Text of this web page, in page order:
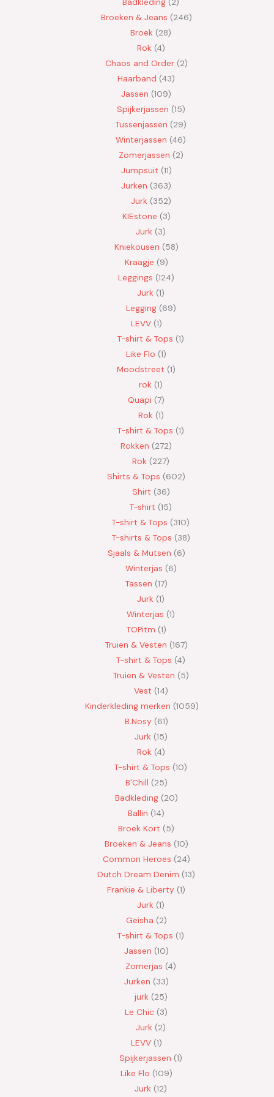
Broeken & Jeans 246
Broek 28
Rok 4
Chaos and Order 2
Haarband 43
Jassen 109
Spijkerjassen 15
Tussenjassen 29
Winterjassen 46
Zomerjassen 2
Jumpsuit 11
Jurken 363
Jurk 352
KIEstone 3
Jurk 3
Kniekousen 58
Kraagje 9
Leggings 124
Jurk 1
Legging 69
LEVV 1
T-shirt & Tops 1
Like Flo 1
Moodstreet 1
rok 1
Quapi 7
Rok 1
T-shirt & Tops 1
Rokken 272
Rok 227
Shirts & Tops 602
Shirt 36
T-shirt 15
T-shirt & Tops 310
T-shirts & Tops 38
Sjaals & Mutsen 6
Winterjas 6
Tassen 17
Jurk 1
Winterjas 1
TOPitm 1
Truien & Vesten 167
T-shirt & Tops 4
Truien & Vesten 5
Vest 14
Kinderkleding merken 1059
B.Nosy 61
Jurk 15
Rok 4
T-shirt & Tops 10
B'Chill 25
Badkleding 20
Ballin 14
Broek Kort 5
Broeken & Jeans 10
Common Heroes 24
Dutch Dream Denim 13
Frankie & Liberty 1
Jurk 1
Geisha 2
T-shirt & Tops 1
Jassen 10
Zomerjas 4
Jurken 33
jurk 25
Le Chic 3
Jurk 2
LEVV 1
Spijkerjassen 1
Like Flo 109
Jurk 12